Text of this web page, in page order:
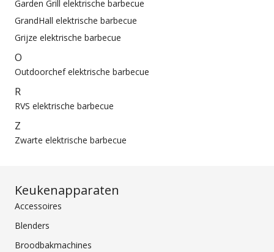
Garden Grill elektrische barbecue
GrandHall elektrische barbecue
Grijze elektrische barbecue
O
Outdoorchef elektrische barbecue
R
RVS elektrische barbecue
Z
Zwarte elektrische barbecue
Keukenapparaten
Accessoires
Blenders
Broodbakmachines